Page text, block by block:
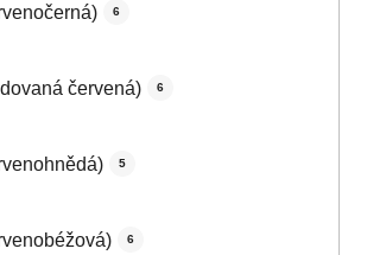
6
červená) 6
5
6